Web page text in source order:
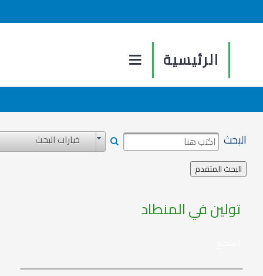
الرئيسية
البحث خيارات البحث
تولين في المنطاد